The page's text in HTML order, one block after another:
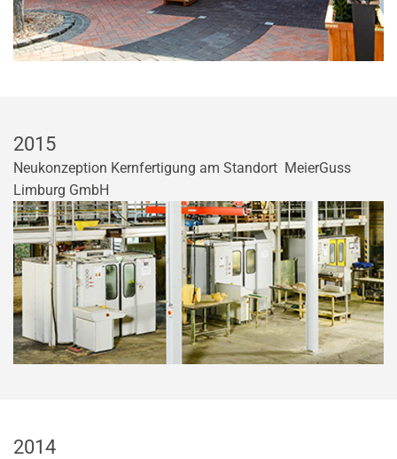
2015
Neukonzeption Kernfertigung am Standort MeierGuss
Limburg GmbH
2014